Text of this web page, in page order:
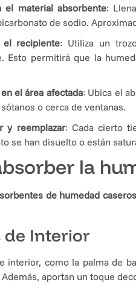
el material absorbente:
de sodio.
el recipiente: Utiliza un
Esto permitirá que la
el área afectada: Ubica el
o cerca de ventanas.
y reemplazar: Cada cierto
se han disuelto o están
la
de humedad
de Interior
interior, como la palma de
aportan un toque